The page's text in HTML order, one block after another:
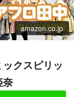
amazon.co.jp
奈